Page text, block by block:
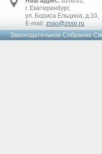
г. Екатеринбург,
ул. Бориса Ельцина, д.10,
E-mail: zsso@zsso.ru
Законодательное Cобрание